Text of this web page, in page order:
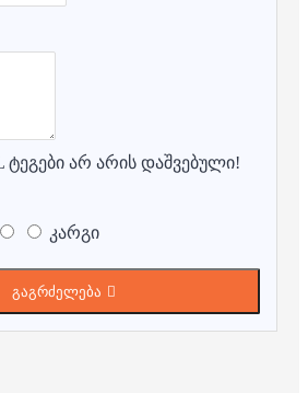
ტეგები არ არის დაშვებული!
კარგი
გაგრძელება